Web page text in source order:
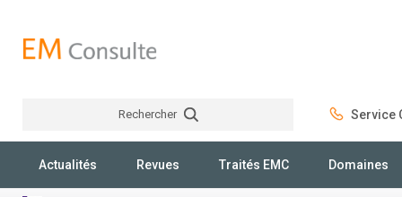
Rechercher Service
Actualités Revues Traités EMC Domaines